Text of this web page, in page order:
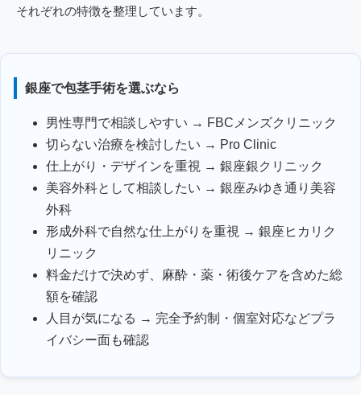
それぞれの特徴を整理しています。
銀座で包茎手術を選ぶなら
男性専門で相談しやすい → FBCメンズクリニック
切らない治療を検討したい → Pro Clinic
仕上がり・デザインを重視 → 銀座銀クリニック
美容外科として相談したい → 銀座みゆき通り美容
外科
形成外科で自然な仕上がりを重視 → 銀座ヒカリク
リニック
料金だけで決めず、麻酔・薬・術後ケアを含めた総
額を確認
人目が気になる → 完全予約制・個室対応などプラ
イバシー面も確認